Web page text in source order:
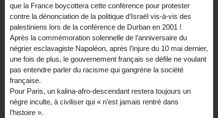
que la France boycottera cette conférence pour protester
contre la dénonciation de la politique d’Israël vis-à-vis des
palestiniens lors de la conférence de Durban en 2001 !
Après la commémoration solennelle de l’anniversaire du
négrier esclavagiste Napoléon, après l’injure du 10 mai dernier,
une fois de plus, le gouvernement français se défile ne voulant
pas entendre parler du racisme qui gangrène la société
française.
Pour Paris, un kalina-afro-descendant restera toujours un
nègre inculte, à civiliser qui « n’est jamais rentré dans
l’histoire ».